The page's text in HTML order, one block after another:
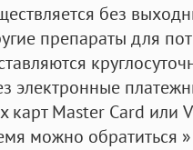
без
препараты для
электронные
карт Master Card или
можно обратиться